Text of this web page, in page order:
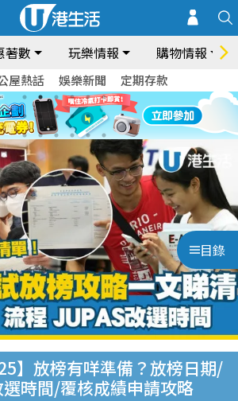
著數 玩樂情報 購物情報
屋熱話 娛樂新聞 定期存款
目錄
】放榜有咩準備？放榜日期/
時間/覆核成績申請攻略